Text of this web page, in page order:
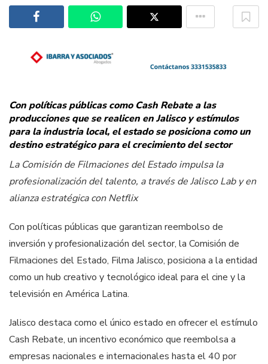
Con políticas públicas como Cash Rebate a las
producciones que se realicen en Jalisco y estímulos
para la industria local, el estado se posiciona como un
destino estratégico para el crecimiento del sector
La Comisión de Filmaciones del Estado impulsa la
profesionalización del talento, a través de Jalisco Lab y en
alianza estratégica con Netflix
Con políticas públicas que garantizan reembolso de
inversión y profesionalización del sector, la Comisión de
Filmaciones del Estado, Filma Jalisco, posiciona a la entidad
como un hub creativo y tecnológico ideal para el cine y la
televisión en América Latina.
Jalisco destaca como el único estado en ofrecer el estímulo
Cash Rebate, un incentivo económico que reembolsa a
empresas nacionales e internacionales hasta el 40 por